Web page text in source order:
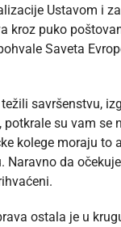
Ustavom i
kroz puko
Saveta
savršenstvu,
su vam se
kolege moraju to
Naravno da
ostala je u